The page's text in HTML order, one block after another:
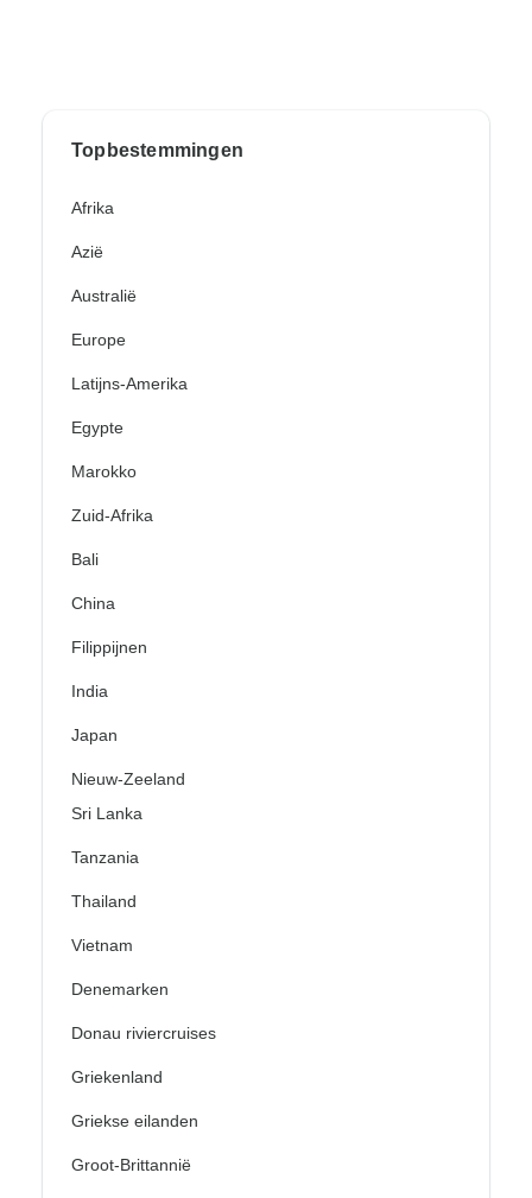
Topbestemmingen
Afrika
Azië
Australië
Europe
Latijns-Amerika
Egypte
Marokko
Zuid-Afrika
Bali
China
Filippijnen
India
Japan
Nieuw-Zeeland
Sri Lanka
Tanzania
Thailand
Vietnam
Denemarken
Donau riviercruises
Griekenland
Griekse eilanden
Groot-Brittannië